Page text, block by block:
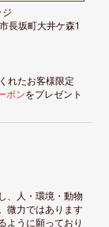
長坂町大井ケ森1
れたお客様限定
ポンをプレゼント
、人・環境・動物
微力ではあります
ように願っており